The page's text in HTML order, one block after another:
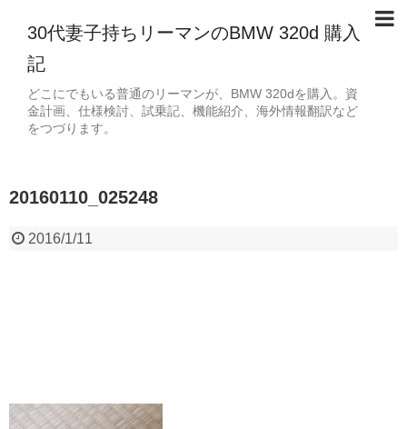
30代妻子持ちリーマンのBMW 320d 購入
記
どこにでもいる普通のリーマンが、BMW 320dを購入。資
金計画、仕様検討、試乗記、機能紹介、海外情報翻訳など
をつづります。
20160110_025248
2016/1/11